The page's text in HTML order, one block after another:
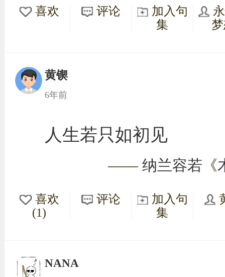
喜欢 评论
加入句
集
黄锲
6年前
人生若只如初见
—— 纳兰容若 《
喜欢
(1)
评论
加入句
集
NANA